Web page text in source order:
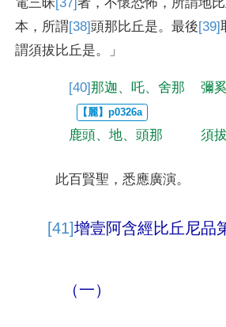
本 ， 所謂[38]頭那比丘是。最後[39]
謂須拔比丘是。」
[40]那迦、吒、舍那 彌
鹿頭、地、頭那 須
此百賢聖 ，悉應廣演。
[41]增壹阿含經比丘尼品
（一）